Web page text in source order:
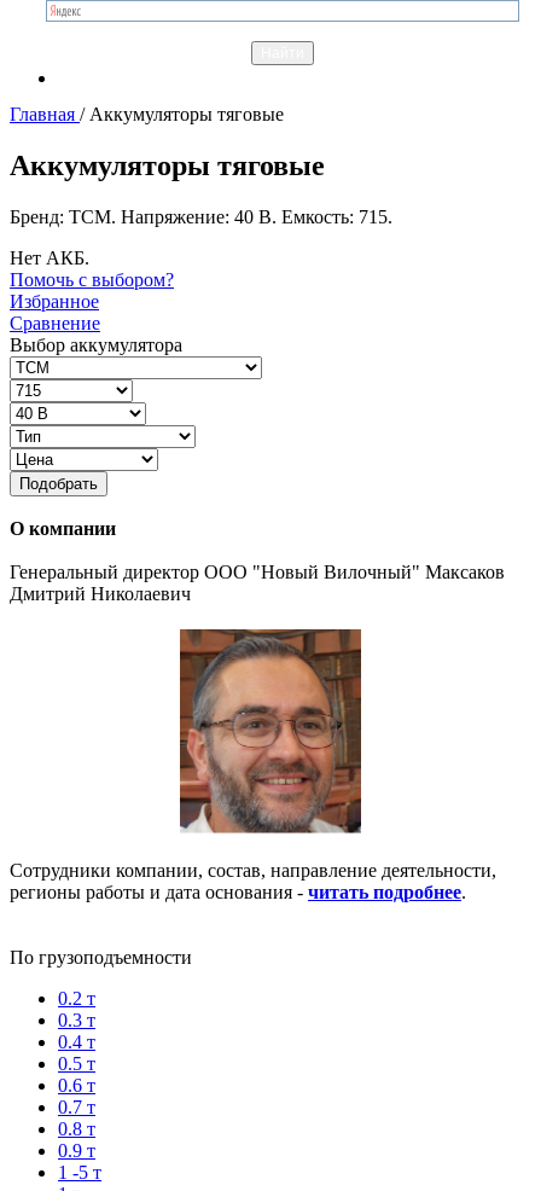
Главная / Аккумуляторы тяговые
Аккумуляторы тяговые
Бренд: TCM. Напряжение: 40 В. Емкость: 715.
Нет АКБ.
Помочь с выбором?
Избранное
Сравнение
Выбор аккумулятора
Подобрать
О компании
Генеральный директор ООО "Новый Вилочный" Максаков
Дмитрий Николаевич
Сотрудники компании, состав, направление деятельности,
регионы работы и дата основания - читать подробнее.
По грузоподъемности
0.2 т
0.3 т
0.4 т
0.5 т
0.6 т
0.7 т
0.8 т
0.9 т
1 -5 т